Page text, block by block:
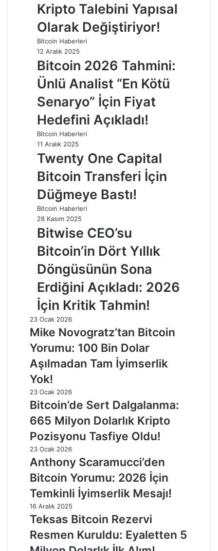
Kripto Talebini Yapısal
Olarak Değiştiriyor!
Bitcoin Haberleri
12 Aralık 2025
Bitcoin 2026 Tahmini:
Ünlü Analist “En Kötü
Senaryo” İçin Fiyat
Hedefini Açıkladı!
Bitcoin Haberleri
11 Aralık 2025
Twenty One Capital
Bitcoin Transferi İçin
Düğmeye Bastı!
Bitcoin Haberleri
28 Kasım 2025
Bitwise CEO’su
Bitcoin’in Dört Yıllık
Döngüsünün Sona
Erdiğini Açıkladı: 2026
İçin Kritik Tahmin!
23 Ocak 2026
Mike Novogratz’tan Bitcoin
Yorumu: 100 Bin Dolar
Aşılmadan Tam İyimserlik
Yok!
23 Ocak 2026
Bitcoin’de Sert Dalgalanma:
665 Milyon Dolarlık Kripto
Pozisyonu Tasfiye Oldu!
23 Ocak 2026
Anthony Scaramucci’den
Bitcoin Yorumu: 2026 İçin
Temkinli İyimserlik Mesajı!
16 Aralık 2025
Teksas Bitcoin Rezervi
Resmen Kuruldu: Eyaletten 5